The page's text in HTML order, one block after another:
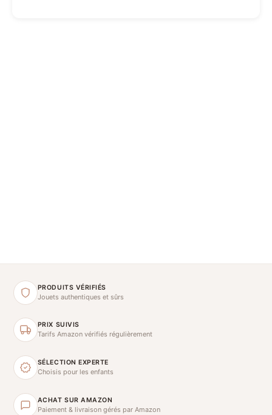
PRODUITS VÉRIFIÉS
Jouets authentiques et sûrs
PRIX SUIVIS
Tarifs Amazon vérifiés régulièrement
SÉLECTION EXPERTE
Choisis pour les enfants
ACHAT SUR AMAZON
Paiement & livraison gérés par Amazon